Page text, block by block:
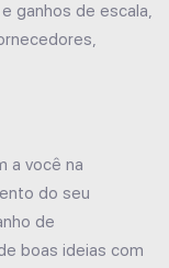
ganhos de escala,
a você na
do seu
de
boas ideias com